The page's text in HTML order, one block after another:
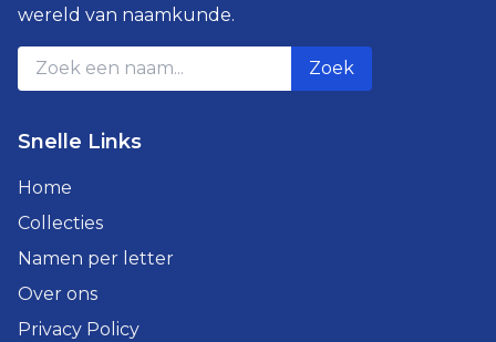
wereld van naamkunde.
Zoek
Snelle Links
Home
Collecties
Namen per letter
Over ons
Privacy Policy